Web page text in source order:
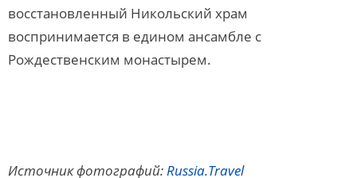
восстановленный Никольский храм
воспринимается в едином ансамбле с
Рождественским монастырем.
Источник фотографий:Russia.Travel